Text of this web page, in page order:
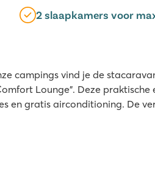
2 slaapkamers voor
campings vind je de
Lounge". Deze praktische
en gratis airconditioning. De